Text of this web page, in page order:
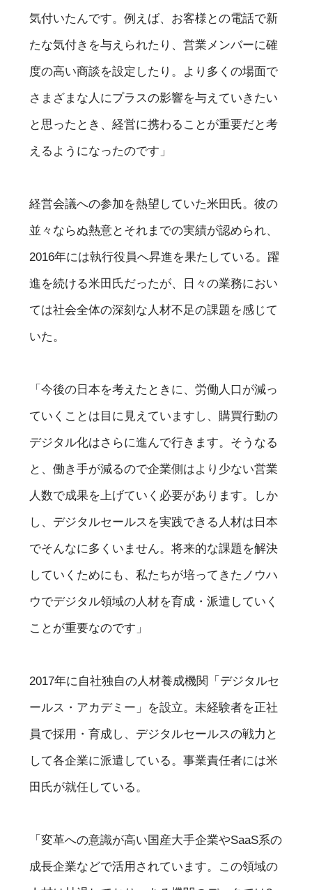
気付いたんです。例えば、お客様との電話で新
たな気付きを与えられたり、営業メンバーに確
度の高い商談を設定したり。より多くの場面で
さまざまな人にプラスの影響を与えていきたい
と思ったとき、経営に携わることが重要だと考
えるようになったのです」
経営会議への参加を熱望していた米田氏。彼の
並々ならぬ熱意とそれまでの実績が認められ、
2016年には執行役員へ昇進を果たしている。躍
進を続ける米田氏だったが、日々の業務におい
ては社会全体の深刻な人材不足の課題を感じて
いた。
「今後の日本を考えたときに、労働人口が減っ
ていくことは目に見えていますし、購買行動の
デジタル化はさらに進んで行きます。そうなる
と、働き手が減るので企業側はより少ない営業
人数で成果を上げていく必要があります。しか
し、デジタルセールスを実践できる人材は日本
でそんなに多くいません。将来的な課題を解決
していくためにも、私たちが培ってきたノウハ
ウでデジタル領域の人材を育成・派遣していく
ことが重要なのです」
2017年に自社独自の人材養成機関「デジタルセ
ールス・アカデミー」を設立。未経験者を正社
員で採用・育成し、デジタルセールスの戦力と
して各企業に派遣している。事業責任者には米
田氏が就任している。
「変革への意識が高い国産大手企業やSaaS系の
成長企業などで活用されています。この領域の